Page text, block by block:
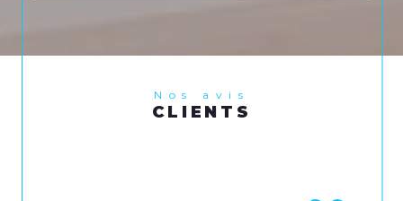
Nos avis
CLIENTS